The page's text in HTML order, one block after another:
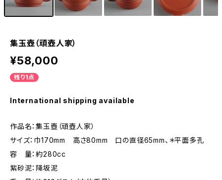
集玉壺（頑壺人家）
¥58,000
残り1点
International shipping available
作品名：集玉壺（頑壺人家）
サイズ：巾170mm 高さ80mm 口の直径65mm、＊平面多孔
容 量：約280cc
紫砂泥：降坂泥